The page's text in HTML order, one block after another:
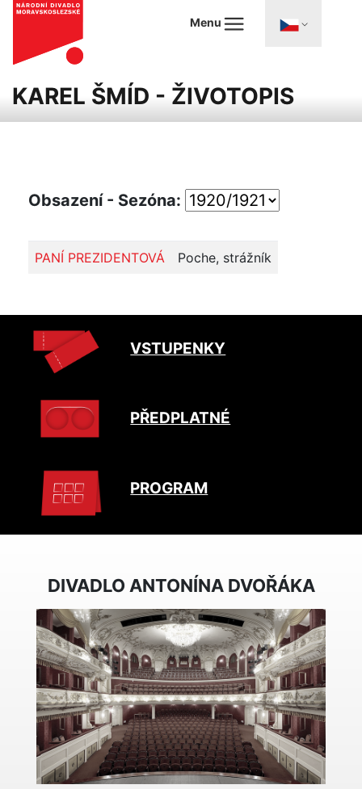
Menu
KAREL ŠMÍD - ŽIVOTOPIS
Obsazení - Sezóna:
PANÍ PREZIDENTOVÁ Poche, strážník
VSTUPENKY
PŘEDPLATNÉ
PROGRAM
DIVADLO ANTONÍNA DVOŘÁKA